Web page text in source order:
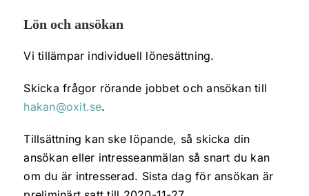
Lön och ansökan
Vi tillämpar individuell lönesättning.
Skicka frågor rörande jobbet och ansökan till
hakan@oxit.se.
Tillsättning kan ske löpande, så skicka din
ansökan eller intresseanmälan så snart du kan
om du är intresserad. Sista dag för ansökan är